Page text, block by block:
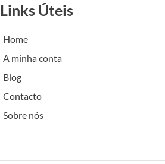
Links Úteis
Home
A minha conta
Blog
Contacto
Sobre nós